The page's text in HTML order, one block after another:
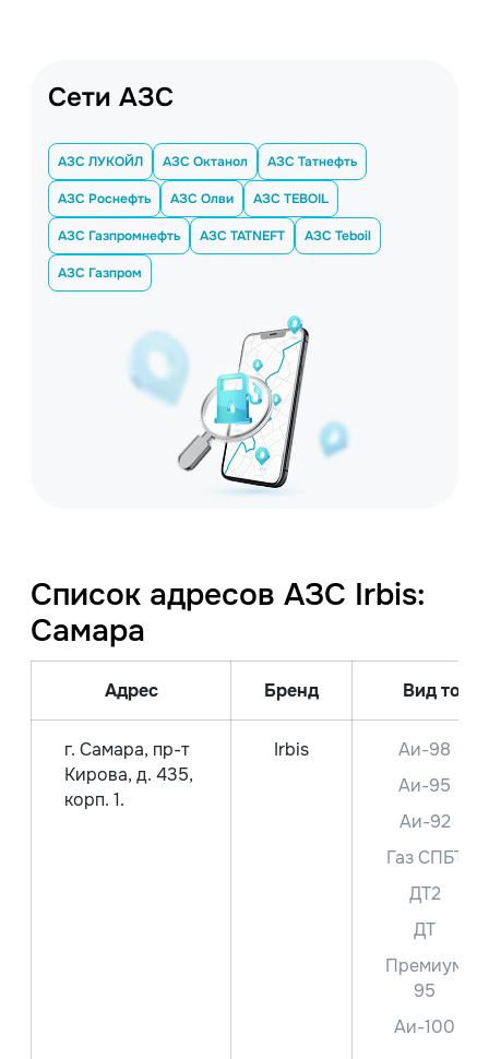
Сети АЗС
АЗС ЛУКОЙЛ АЗС Октанол АЗС Татнефть
АЗС Роснефть АЗС Олви АЗС TEBOIL
АЗС Газпромнефть АЗС TATNEFT АЗС Teboil
АЗС Газпром
Список адресов АЗС Irbis:
Самара
Адрес Бренд Вид
г. Самара, пр-т
Кирова, д. 435,
корп. 1.
Irbis
Аи-98
Аи-95
Аи-92
Газ СПБТ
ДТ2
ДТ
Премиум
95
Аи-100